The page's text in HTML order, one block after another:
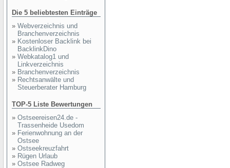
Die 5 beliebtesten Einträge
» Webverzeichnis und
Branchenverzeichnis
» Kostenloser Backlink bei
BacklinkDino
» Webkatalog1 und
Linkverzeichnis
» Branchenverzeichnis
» Rechtsanwälte und
Steuerberater Hamburg
TOP-5 Liste Bewertungen
» Ostseereisen24.de -
Trassenheide Usedom
» Ferienwohnung an der
Ostsee
» Ostseekreuzfahrt
» Rügen Urlaub
» Ostsee Radweg